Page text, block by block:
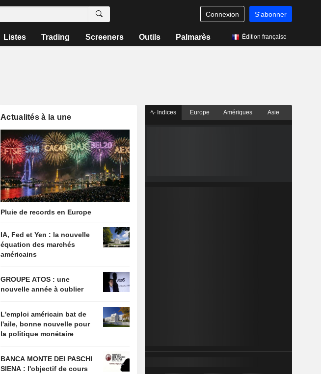
Connexion S'abonner
Listes Trading Screeners Outils Palmarès Édition française
Actualités à la une
Pluie de records en Europe
IA, Fed et Yen : la nouvelle
équation des marchés
américains
GROUPE ATOS : une
nouvelle année à oublier
L'emploi américain bat de
l'aile, bonne nouvelle pour
la politique monétaire
BANCA MONTE DEI PASCHI
SIENA : l'objectif de cours
Indices Europe Amériques Asie